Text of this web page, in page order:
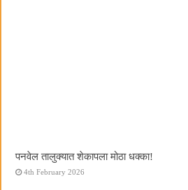
पनवेल तालुक्यात शेकापला मोठा धक्का!
4th February 2026